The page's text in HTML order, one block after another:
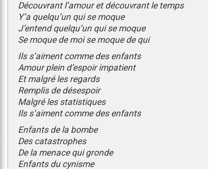
Découvrant l’amour et découvrant le temps
Y’a quelqu’un qui se moque
J’entend quelqu’un qui se moque
Se moque de moi se moque de qui
Ils s’aiment comme des enfants
Amour plein d’espoir impatient
Et malgré les regards
Remplis de désespoir
Malgré les statistiques
Ils s’aiment comme des enfants
Enfants de la bombe
Des catastrophes
De la menace qui gronde
Enfants du cynisme